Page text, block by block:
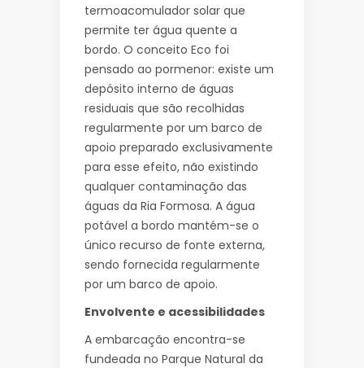
termoacomulador solar que
permite ter água quente a
bordo. O conceito Eco foi
pensado ao pormenor: existe um
depósito interno de águas
residuais que são recolhidas
regularmente por um barco de
apoio preparado exclusivamente
para esse efeito, não existindo
qualquer contaminação das
águas da Ria Formosa. A água
potável a bordo mantém-se o
único recurso de fonte externa,
sendo fornecida regularmente
por um barco de apoio.
Envolvente e acessibilidades
A embarcação encontra-se
fundeada no Parque Natural da